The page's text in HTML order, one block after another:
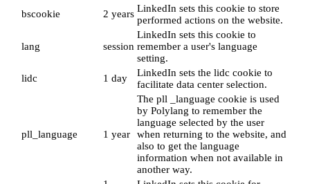
bscookie
2 years LinkedIn sets this cookie to store
performed actions on the website.
lang session
LinkedIn sets this cookie to
remember a user's language
setting.
lidc
1 day
LinkedIn sets the lidc cookie to
facilitate data center selection.
pll_language 1 year
The pll _language cookie is used
by Polylang to remember the
language selected by the user
when returning to the website, and
also to get the language
information when not available in
another way.